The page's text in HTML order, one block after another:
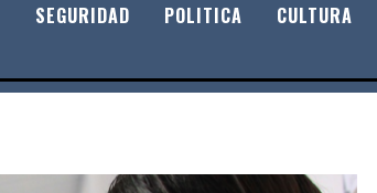
SEGURIDAD POLITICA CULTURA